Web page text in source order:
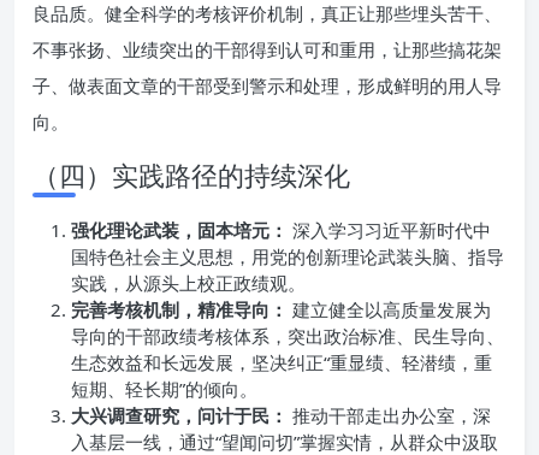
良品质。健全科学的考核评价机制，真正让那些埋头苦干、
不事张扬、业绩突出的干部得到认可和重用，让那些搞花架
子、做表面文章的干部受到警示和处理，形成鲜明的用人导
向。
（四）实践路径的持续深化
强化理论武装，固本培元： 深入学习习近平新时代中
国特色社会主义思想，用党的创新理论武装头脑、指导
实践，从源头上校正政绩观。
完善考核机制，精准导向： 建立健全以高质量发展为
导向的干部政绩考核体系，突出政治标准、民生导向、
生态效益和长远发展，坚决纠正“重显绩、轻潜绩，重
短期、轻长期”的倾向。
大兴调查研究，问计于民： 推动干部走出办公室，深
入基层一线，通过“望闻问切”掌握实情，从群众中汲取